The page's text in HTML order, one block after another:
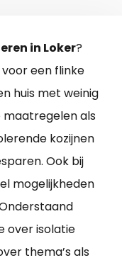
in Loker?
een flinke
huis met weinig
als
kozijnen
Ook bij
mogelijkheden
over isolatie
thema’s als